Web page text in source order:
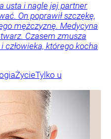
usta i nagle jej partner
On poprawił szczękę,
mężczyznę. Medycyna
Czasem zmusza
człowieka, którego kocha
ŻycieTylko u